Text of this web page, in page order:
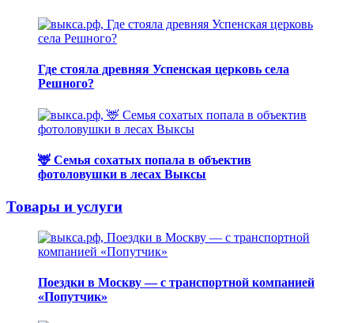
Где стояла древняя Успенская церковь села
Решного?
🦌 Семья сохатых попала в объектив
фотоловушки в лесах Выксы
Товары и услуги
Поездки в Москву — с транспортной компанией
«Попутчик»